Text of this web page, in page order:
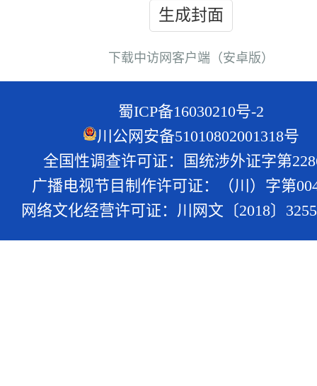
生成封面
下载中访网客户端（安卓版）
蜀ICP备16030210号-2
川公网安备51010802001318号
全国性调查许可证：国统涉外证字第
广播电视节目制作许可证：（川）字第
网络文化经营许可证：川网文〔2018〕